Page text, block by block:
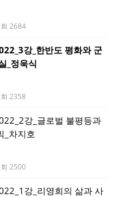
2684
강_한반도 평화와 군
_정욱식
2358
강_글로벌 불평등과
_차지호
2500
강_리영희의 삶과 사